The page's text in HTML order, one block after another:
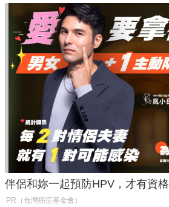
伴侶和妳一起預防HPV，才有資格
PR（台灣癌症基金會）